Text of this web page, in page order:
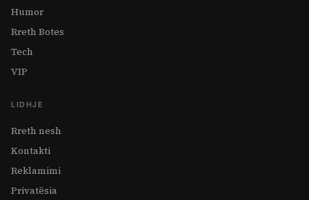
Humor
Rreth Botes
Tech
VIP
LIDHJE
Rreth nesh
Kontakti
Reklamimi
Privatësia